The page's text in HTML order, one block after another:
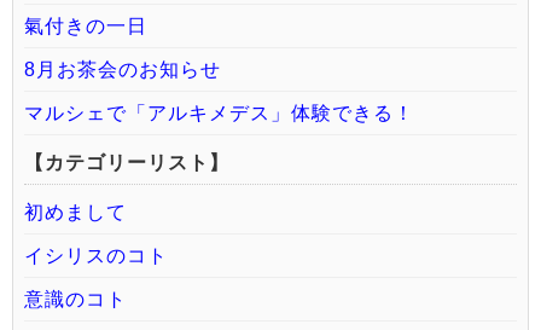
氣付きの一日
8月お茶会のお知らせ
マルシェで「アルキメデス」体験できる！
【カテゴリーリスト】
初めまして
イシリスのコト
意識のコト